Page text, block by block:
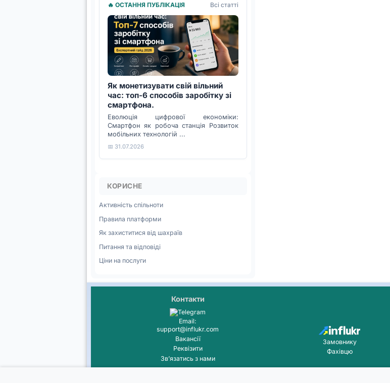
🔥 ОСТАННЯ ПУБЛІКАЦІЯ Всі статті
Як монетизувати свій вільний
час: топ-6 способів заробітку зі
смартфона.
Еволюція цифрової економіки:
Смартфон як робоча станція Розвиток
мобільних технологій ...
📅 31.07.2026
КОРИСНЕ
Активність спільноти
Правила платформи
Як захиститися від шахраїв
Питання та відповіді
Ціни на послуги
Контакти
Email:
support@influkr.com
Вакансії
Реквізити
Звʼязатись з нами
Замовнику
Фахівцю